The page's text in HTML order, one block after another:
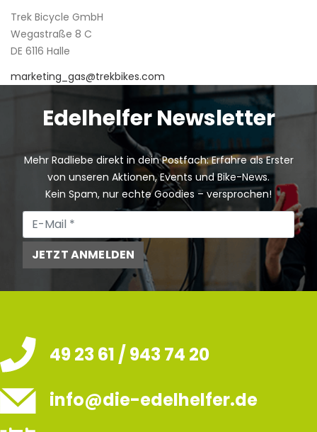
Trek Bicycle GmbH
Wegastraße 8 C
DE 6116 Halle
marketing_gas@trekbikes.com
Edelhelfer Newsletter
Mehr Radliebe direkt in dein Postfach: Erfahre als Erster
von unseren Aktionen, Events und Bike-News.
Kein Spam, nur echte Goodies – versprochen!
JETZT ANMELDEN
49 23 61 / 943 74 20
info@die-edelhelfer.de